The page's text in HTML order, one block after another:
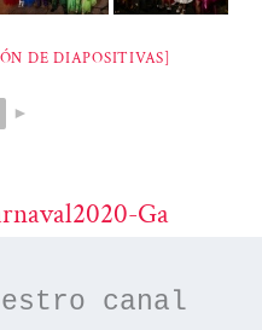
DE DIAPOSITIVAS]
►
Ga
canal